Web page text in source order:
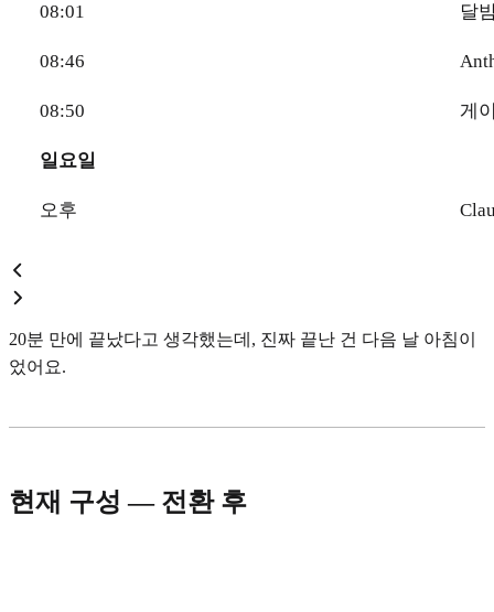
08:01 달
08:46
08:50 게
일요일
오후
20분 만에 끝났다고 생각했는데, 진짜 끝난 건 다음 날 아침이
었어요.
현재 구성 — 전환 후